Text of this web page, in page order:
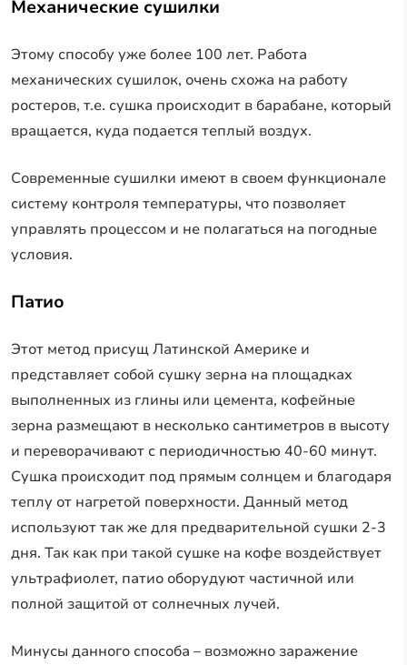
Механические сушилки
Этому способу уже более 100 лет. Работа
механических сушилок, очень схожа на работу
ростеров, т.е. сушка происходит в барабане, который
вращается, куда подается теплый воздух.
Современные сушилки имеют в своем функционале
систему контроля температуры, что позволяет
управлять процессом и не полагаться на погодные
условия.
Патио
Этот метод присущ Латинской Америке и
представляет собой сушку зерна на площадках
выполненных из глины или цемента, кофейные
зерна размещают в несколько сантиметров в высоту
и переворачивают с периодичностью 40-60 минут.
Сушка происходит под прямым солнцем и благодаря
теплу от нагретой поверхности. Данный метод
используют так же для предварительной сушки 2-3
дня. Так как при такой сушке на кофе воздействует
ультрафиолет, патио оборудуют частичной или
полной защитой от солнечных лучей.
Минусы данного способа – возможно заражение